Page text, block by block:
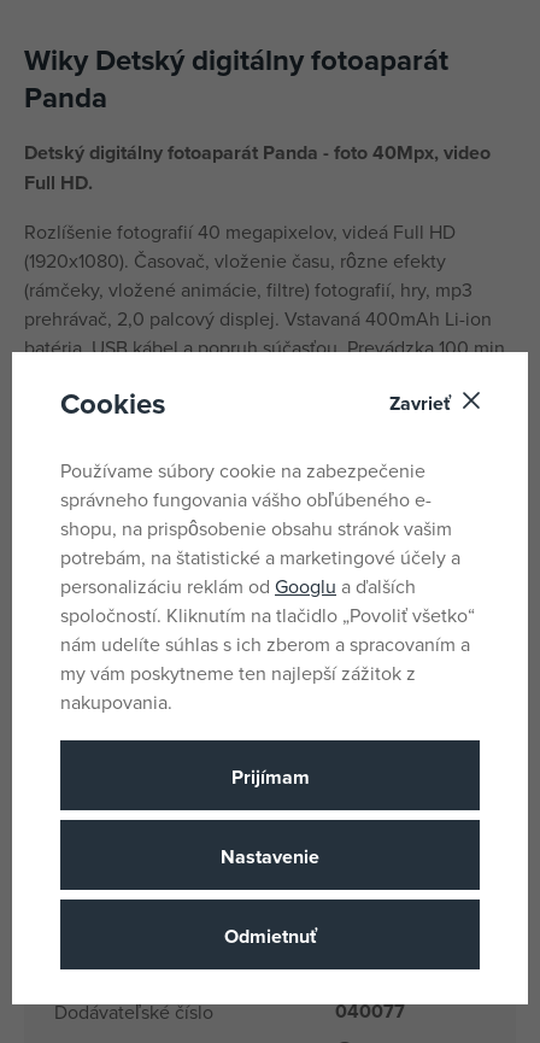
Wiky Detský digitálny fotoaparát
Panda
Detský digitálny fotoaparát Panda - foto 40Mpx, video
Full HD.
Rozlíšenie fotografií 40 megapixelov, videá Full HD
(1920x1080). Časovač, vloženie času, rôzne efekty
(rámčeky, vložené animácie, filtre) fotografií, hry, mp3
prehrávač, 2,0 palcový displej. Vstavaná 400mAh Li-ion
batéria, USB kábel a popruh súčasťou. Prevádzka 100 min.
karta nie je súčasťou.
Parametre
Pohlavie Pro holky i kluky
Farba Biela, Čierna
Batérie
Batéria súčasť balenia Áno
400mAh Li-ion
Vek od 3 rokov
EANs 8590331996094
Dodávateľské číslo 040077
Cookies Zavrieť
Používame súbory cookie na zabezpečenie
správneho fungovania vášho obľúbeného e-
shopu, na prispôsobenie obsahu stránok vašim
potrebám, na štatistické a marketingové účely a
personalizáciu reklám od Googlu a ďalších
spoločností. Kliknutím na tlačidlo „Povoliť všetko“
nám udelíte súhlas s ich zberom a spracovaním a
my vám poskytneme ten najlepší zážitok z
nakupovania.
Prijímam
Nastavenie
Odmietnuť